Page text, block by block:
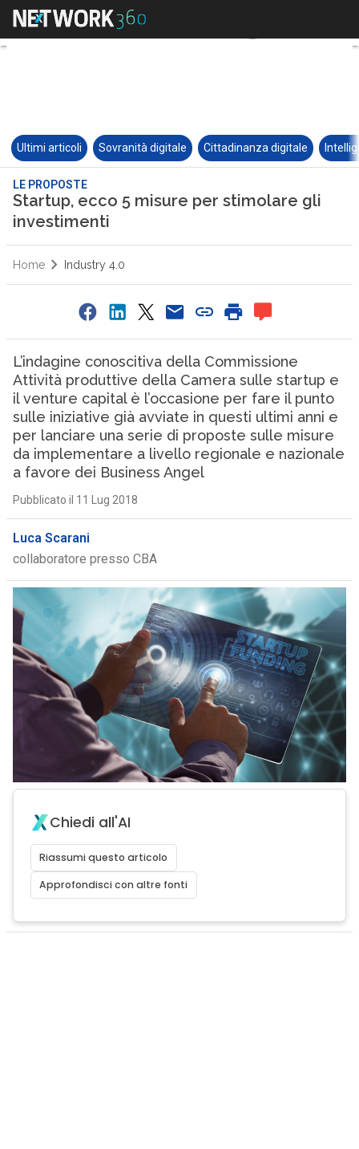
Ultimi articoli Sovranità digitale Cittadinanza digitale
LE PROPOSTE
Startup, ecco 5 misure per stimolare gli
investimenti
Home Industry 4.0
L’indagine conoscitiva della Commissione
Attività produttive della Camera sulle startup e
il venture capital è l’occasione per fare il punto
sulle iniziative già avviate in questi ultimi anni e
per lanciare una serie di proposte sulle misure
da implementare a livello regionale e nazionale
a favore dei Business Angel
Pubblicato il 11 Lug 2018
Luca Scarani
collaboratore presso CBA
Chiedi all'AI
Riassumi questo articolo
Approfondisci con altre fonti